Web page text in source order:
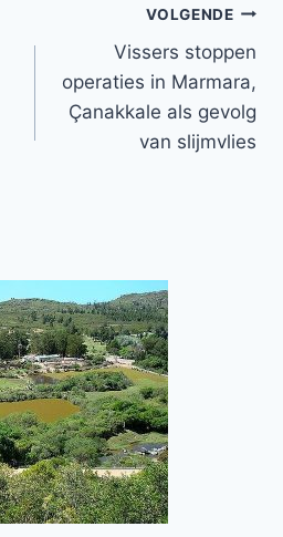
VOLGENDE
Vissers stoppen
operaties in Marmara,
Çanakkale als gevolg
van slijmvlies